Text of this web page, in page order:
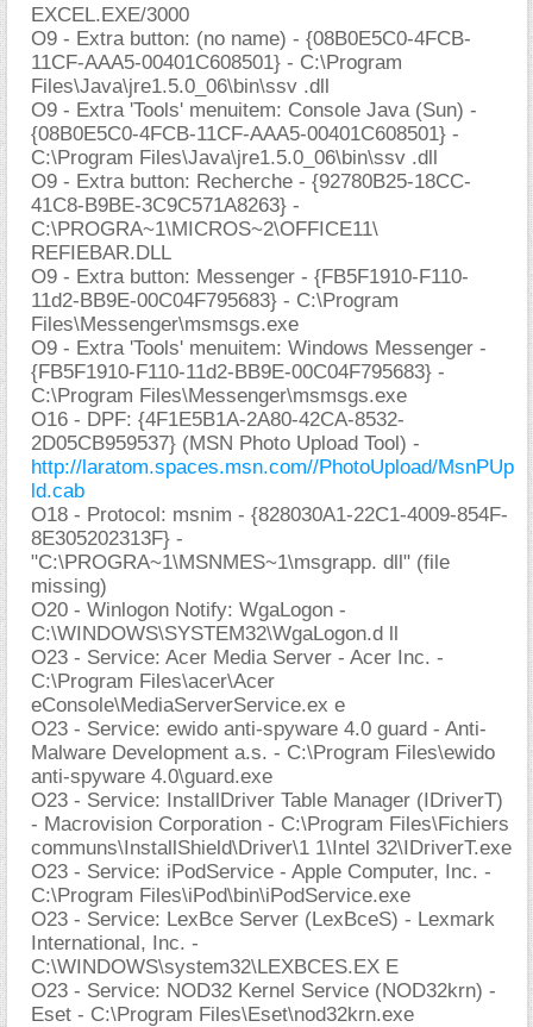
EXCEL.EXE/3000
O9 - Extra button: (no name) - {08B0E5C0-4FCB-
11CF-AAA5-00401C608501} - C:\Program
Files\Java\jre1.5.0_06\bin\ssv .dll
O9 - Extra 'Tools' menuitem: Console Java (Sun) -
{08B0E5C0-4FCB-11CF-AAA5-00401C608501} -
C:\Program Files\Java\jre1.5.0_06\bin\ssv .dll
O9 - Extra button: Recherche - {92780B25-18CC-
41C8-B9BE-3C9C571A8263} -
C:\PROGRA~1\MICROS~2\OFFICE11\
REFIEBAR.DLL
O9 - Extra button: Messenger - {FB5F1910-F110-
11d2-BB9E-00C04F795683} - C:\Program
Files\Messenger\msmsgs.exe
O9 - Extra 'Tools' menuitem: Windows Messenger -
{FB5F1910-F110-11d2-BB9E-00C04F795683} -
C:\Program Files\Messenger\msmsgs.exe
O16 - DPF: {4F1E5B1A-2A80-42CA-8532-
2D05CB959537} (MSN Photo Upload Tool) -
http://laratom.spaces.msn.com//PhotoUpload/MsnPUp
ld.cab
O18 - Protocol: msnim - {828030A1-22C1-4009-854F-
8E305202313F} -
"C:\PROGRA~1\MSNMES~1\msgrapp. dll" (file
missing)
O20 - Winlogon Notify: WgaLogon -
C:\WINDOWS\SYSTEM32\WgaLogon.d ll
O23 - Service: Acer Media Server - Acer Inc. -
C:\Program Files\acer\Acer
eConsole\MediaServerService.ex e
O23 - Service: ewido anti-spyware 4.0 guard - Anti-
Malware Development a.s. - C:\Program Files\ewido
anti-spyware 4.0\guard.exe
O23 - Service: InstallDriver Table Manager (IDriverT)
- Macrovision Corporation - C:\Program Files\Fichiers
communs\InstallShield\Driver\1 1\Intel 32\IDriverT.exe
O23 - Service: iPodService - Apple Computer, Inc. -
C:\Program Files\iPod\bin\iPodService.exe
O23 - Service: LexBce Server (LexBceS) - Lexmark
International, Inc. -
C:\WINDOWS\system32\LEXBCES.EX E
O23 - Service: NOD32 Kernel Service (NOD32krn) -
Eset - C:\Program Files\Eset\nod32krn.exe